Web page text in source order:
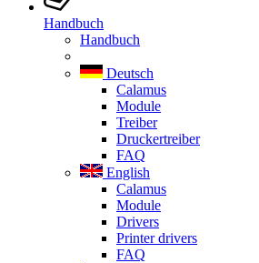
Handbuch
Handbuch
Deutsch
Calamus
Module
Treiber
Druckertreiber
FAQ
English
Calamus
Module
Drivers
Printer drivers
FAQ